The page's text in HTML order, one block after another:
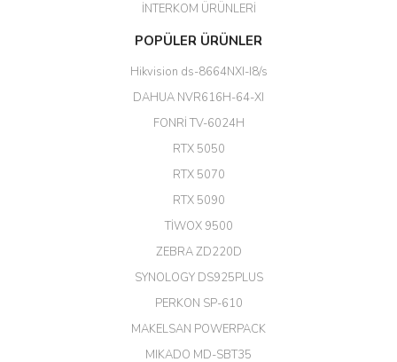
Başarılı. Bu vasıfta bir ürünü bu
kadar uygun fiyata bulabilmek
büyük şans. Güvenliticaret
(HIKVISION DS-3E0326P-E/M(B)
EROL ÇAKMAK | 26/12/2025
İNTERKOM ÜRÜNLERİ
POPÜLER ÜRÜNLER
Hikvision ds-8664NXI-I8/s
DAHUA NVR616H-64-XI
FONRİ TV-6024H
RTX 5050
RTX 5070
RTX 5090
TİWOX 9500
ZEBRA ZD220D
SYNOLOGY DS925PLUS
PERKON SP-610
MAKELSAN POWERPACK
MIKADO MD-SBT35